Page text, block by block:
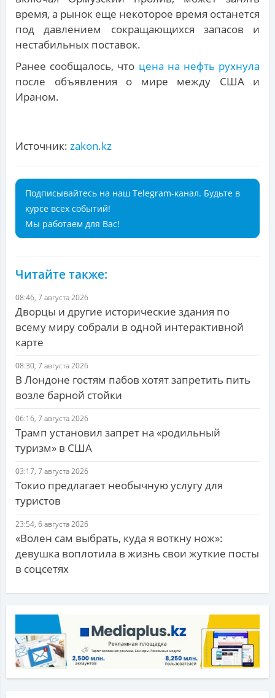
время, а рынок еще некоторое время останется
под давлением сокращающихся запасов и
нестабильных поставок.
Ранее сообщалось, что цена на нефть рухнула
после объявления о мире между США и
Ираном.
Источник: zakon.kz
Подписывайтесь на наш Telegram-канал. Будьте в
курсе всех событий!
Мы работаем для Вас!
Читайте также:
08:46, 7 августа 2026
Дворцы и другие исторические здания по
всему миру собрали в одной интерактивной
карте
08:30, 7 августа 2026
В Лондоне гостям пабов хотят запретить пить
возле барной стойки
06:16, 7 августа 2026
Трамп установил запрет на «родильный
туризм» в США
03:17, 7 августа 2026
Токио предлагает необычную услугу для
туристов
23:54, 6 августа 2026
«Волен сам выбрать, куда я воткну нож»:
девушка воплотила в жизнь свои жуткие посты
в соцсетях